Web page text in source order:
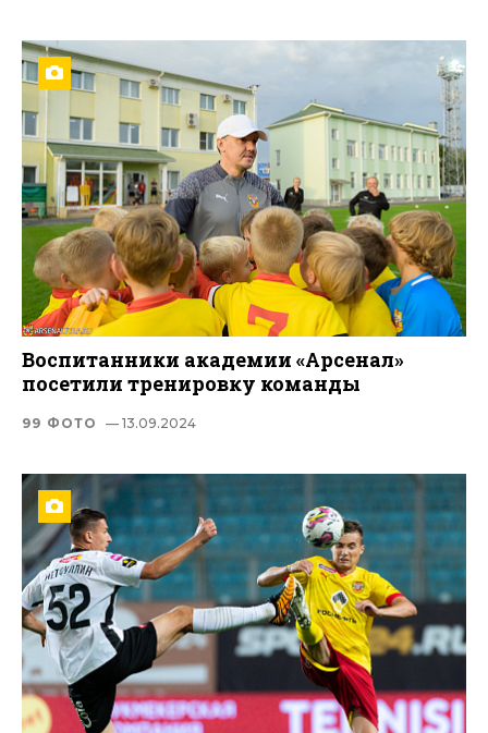
Воспитанники академии «Арсенал»
посетили тренировку команды
99 ФОТО — 13.09.2024